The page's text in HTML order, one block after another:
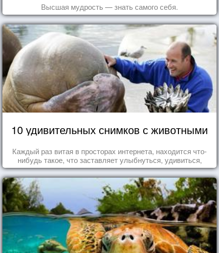
Высшая мудрость — знать самого себя.
10 удивительных снимков с животными
Каждый раз витая в просторах интернета, находится что-
нибудь такое, что заставляет улыбнуться, удивиться,
восхититься...